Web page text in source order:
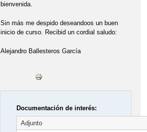
bienvenida.
Sin más me despido deseandoos un buen
inicio de curso. Recibid un cordial saludo:
Alejandro Ballesteros García
Documentación de interés:
Adjunto